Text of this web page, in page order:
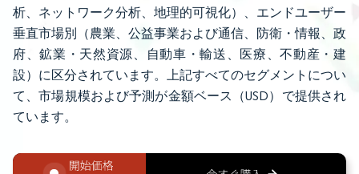
析、ネットワーク分析、地理的可視化）、エンドユーザー
垂直市場別（農業、公益事業および通信、防衛・情報、政
府、鉱業・天然資源、自動車・輸送、医療、不動産・建
設）に区分されています。上記すべてのセグメントについ
て、市場規模および予測が金額ベース（USD）で提供され
ています。